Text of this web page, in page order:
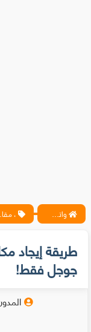
واتس آب ، فيسبوك ، أنترنت ، شروحات تقنية حصرية - المحترف ، مقالات
طريقة إيجاد
جوجل فقط!